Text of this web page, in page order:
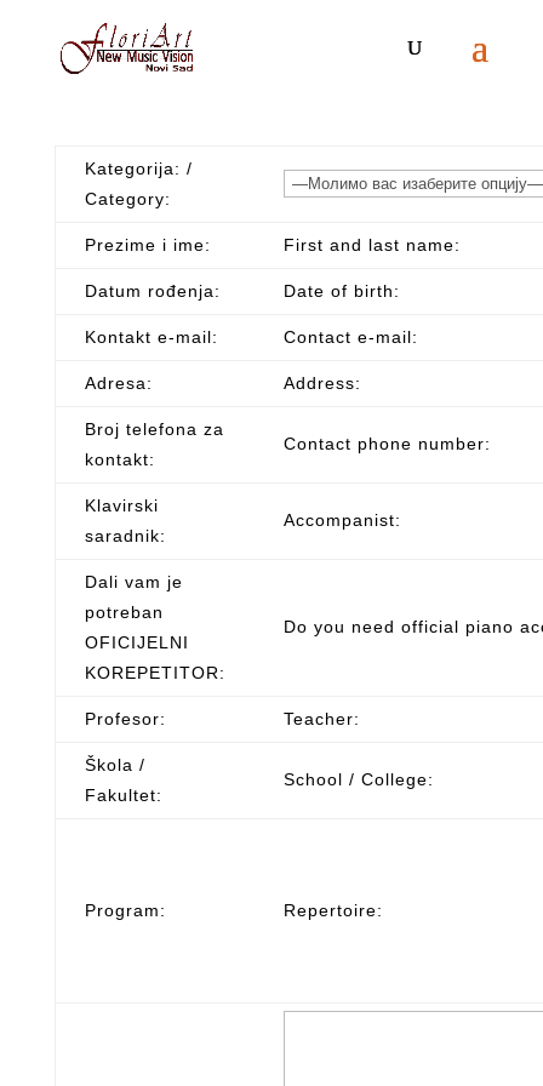
Kategorija: /
Category:
Prezime i ime: First and last name:
Datum rođenja: Date of birth:
Kontakt e-mail: Contact e-mail:
Adresa: Address:
Broj telefona za
kontakt:
Contact phone number:
Klavirski
saradnik:
Accompanist:
Dali vam je
potreban
OFICIJELNI
KOREPETITOR:
Do you need official piano
Profesor: Teacher:
Škola /
Fakultet:
School / College:
Program: Repertoire: